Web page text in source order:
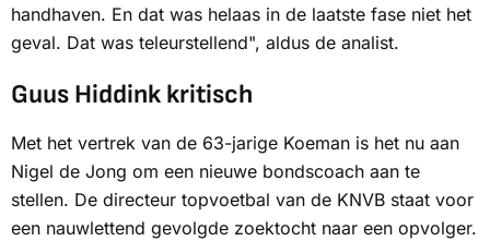
handhaven. En dat was helaas in de laatste fase niet het
geval. Dat was teleurstellend", aldus de analist.
Guus Hiddink kritisch
Met het vertrek van de 63-jarige Koeman is het nu aan
Nigel de Jong om een nieuwe bondscoach aan te
stellen. De directeur topvoetbal van de KNVB staat voor
een nauwlettend gevolgde zoektocht naar een opvolger.